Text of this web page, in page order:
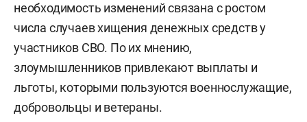
необходимость изменений связана с ростом
числа случаев хищения денежных средств у
участников СВО. По их мнению,
злоумышленников привлекают выплаты и
льготы, которыми пользуются военнослужащие,
добровольцы и ветераны.